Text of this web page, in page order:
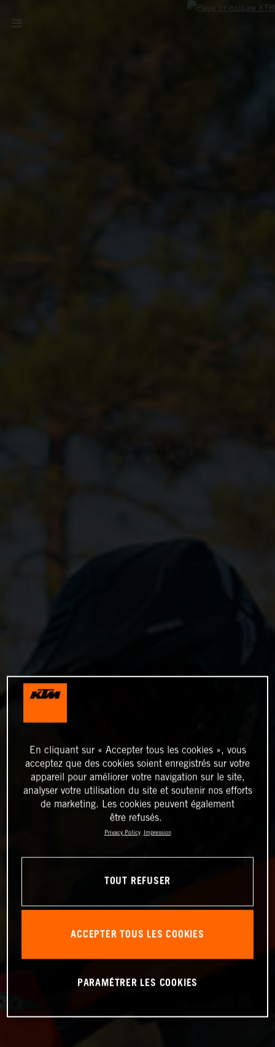
En cliquant sur « Accepter tous les cookies », vous
acceptez que des cookies soient enregistrés sur votre
appareil pour améliorer votre navigation sur le site,
analyser votre utilisation du site et soutenir nos efforts
de marketing. Les cookies peuvent également
être refusés.
Privacy Policy Impression
TOUT REFUSER
ACCEPTER TOUS LES COOKIES
PARAMÉTRER LES COOKIES